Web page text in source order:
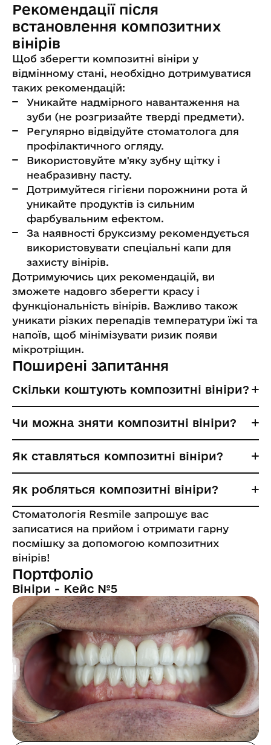
Рекомендації після
встановлення композитних
вінірів
Щоб зберегти композитні вініри у
відмінному стані, необхідно дотримуватися
таких рекомендацій:
Уникайте надмірного навантаження на
зуби (не розгризайте тверді предмети).
Регулярно відвідуйте стоматолога для
профілактичного огляду.
Використовуйте м'яку зубну щітку і
неабразивну пасту.
Дотримуйтеся гігієни порожнини рота й
уникайте продуктів із сильним
фарбувальним ефектом.
За наявності бруксизму рекомендується
використовувати спеціальні капи для
захисту вінірів.
Дотримуючись цих рекомендацій, ви
зможете надовго зберегти красу і
функціональність вінірів. Важливо також
уникати різких перепадів температури їжі та
напоїв, щоб мінімізувати ризик появи
мікротріщин.
Поширені запитання
Скільки коштують композитні вініри?
Чи можна зняти композитні вініри?
Як ставляться композитні вініри?
Як робляться композитні вініри?
Стоматологія Resmile запрошує вас
записатися на прийом і отримати гарну
посмішку за допомогою композитних
вінірів!
Портфоліо
Вініри - Кейс №5